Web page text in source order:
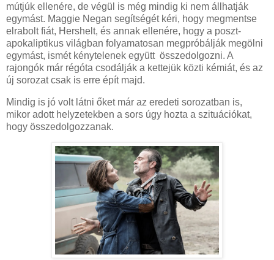
mútjúk ellenére, de végül is még mindig ki nem állhatják
egymást. Maggie Negan segítségét kéri, hogy megmentse
elrabolt fiát, Hershelt, és annak ellenére, hogy a poszt-
apokaliptikus világban folyamatosan megpróbálják megölni
egymást, ismét kénytelenek együtt összedolgozni. A
rajongók már régóta csodálják a kettejük közti kémiát, és az
új sorozat csak is erre épít majd.
Mindig is jó volt látni őket már az eredeti sorozatban is,
mikor adott helyzetekben a sors úgy hozta a szituációkat,
hogy összedolgozzanak.